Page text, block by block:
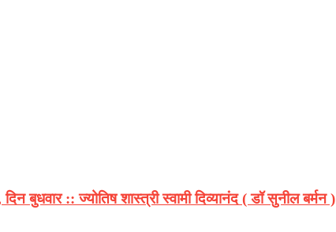
बुधवार :: ज्योतिष शास्त्री स्वामी दिव्यानंद ( डॉ सुनील बर्मन )